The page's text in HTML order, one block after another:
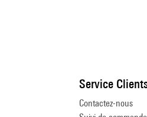
Service
Contactez-nous